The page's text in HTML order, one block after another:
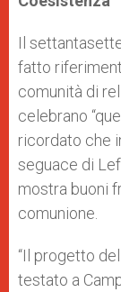
Il
fatto
comunità di
celebrano
ricordato che
seguace di
mostra buoni
comunione.
“Il progetto
testato a